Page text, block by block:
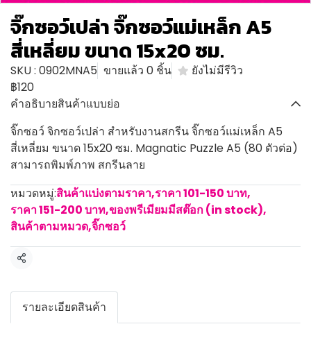
จิ๊กซอว์เปล่า จิ๊กซอว์แม่เหล็ก A5
สี่เหลี่ยม ขนาด 15x20 ซม.
SKU : 0902MNA5 ขายแล้ว 0 ชิ้น
ยังไม่มีรีวิว
฿120
คำอธิบายสินค้าแบบย่อ
จิ๊กซอว์ จิกซอว์เปล่า สำหรับงานสกรีน จิ๊กซอว์แม่เหล็ก A5
สี่เหลี่ยม ขนาด 15x20 ซม. Magnatic Puzzle A5 (80 ตัวต่อ)
สามารถพิมพ์ภาพ สกรีนลาย
หมวดหมู่:สินค้าแบ่งตามราคา,ราคา 101-150 บาท,
ราคา 151-200 บาท,ของพรีเมียมมีสต๊อก (in stock),
สินค้าตามหมวด,จิ๊กซอว์
แชร์
รายละเอียดสินค้า